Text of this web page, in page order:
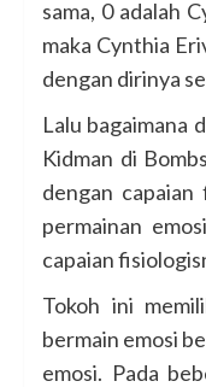
sama, 0 adalah
maka Cynthia
dengan dirinya
Lalu bagaimana
Kidman di
dengan capaian
permainan
capaian
Tokoh ini
bermain emosi
emosi. Pada